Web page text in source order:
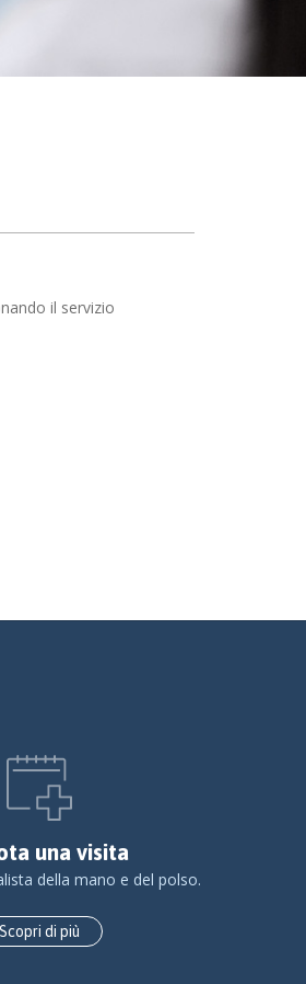
il servizio
una visita
della mano e del polso.
Scopri di più